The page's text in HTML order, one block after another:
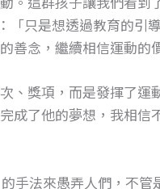
只是想透過教育的引
念，繼續相信運動的
、獎項，而是發揮了運
成了他的夢想，我相信
手法來愚弄人們，不